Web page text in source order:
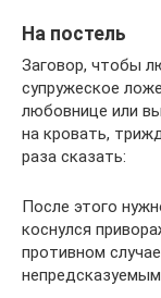
На постель
Заговор, чтобы
супружеское
любовнице или
на кровать,
раза сказать:
После этого
коснулся
противном